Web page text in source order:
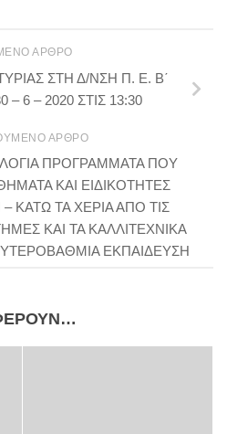
ΆΡΘΡΟ
ΣΤΗ Δ/ΝΣΗ Π. Ε. Β΄
6 – 2020 ΣΤΙΣ 13:30
ΆΡΘΡΟ
ΠΡΟΓΡΑΜΜΑΤΑ ΠΟΥ
ΚΑΙ ΕΙΔΙΚΟΤΗΤΕΣ
ΚΑΤΩ ΤΑ ΧΕΡΙΑ ΑΠΟ ΤΙΣ
ΚΑΙ ΤΑ ΚΑΛΛΙΤΕΧΝΙΚΑ
ΕΚΠΑΙΔΕΥΣΗ